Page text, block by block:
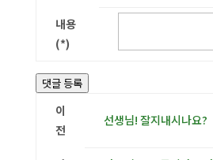
내용
(*)
댓글 등록
이
전
선생님! 잘지내시나요?